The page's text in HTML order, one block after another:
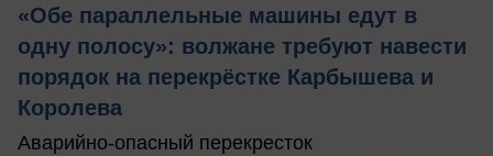
«Обе параллельные машины едут в
одну полосу»: волжане требуют навести
порядок на перекрёстке Карбышева и
Королева
Аварийно-опасный перекресток